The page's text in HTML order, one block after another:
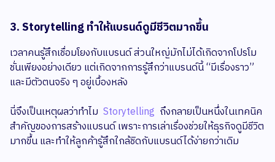
3. Storytelling ทำให้แบรนด์ดูมีชีวิตมากขึ้น
เวลาคนรู้สึกเชื่อมโยงกับแบรนด์ ส่วนใหญ่มักไม่ได้เกิดจากโปรโม
ชั่นเพียงอย่างเดียว แต่เกิดจากการรู้สึกว่าแบรนด์นี้ “มีเรื่องราว”
และมีตัวตนจริง ๆ อยู่เบื้องหลัง
นี่จึงเป็นเหตุผลว่าทำไม Storytelling ถึงกลายเป็นหนึ่งในเทคนิค
สำคัญของการสร้างแบรนด์ เพราะการเล่าเรื่องช่วยให้ธุรกิจดูมีชีวิต
มากขึ้น และทำให้ลูกค้ารู้สึกใกล้ชิดกับแบรนด์ได้ง่ายกว่าเดิม